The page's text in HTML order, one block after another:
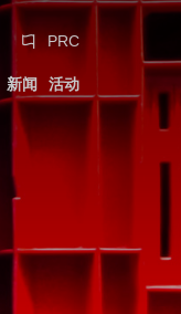
PRC
Deutsch
新闻 活动